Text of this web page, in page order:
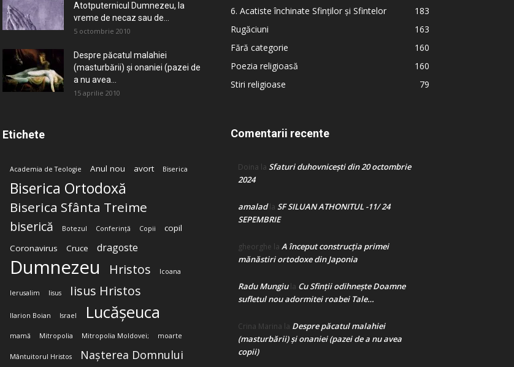
Atotputernicul Dumnezeu, la
vreme de necaz sau de...
5 octombrie 2010
Despre păcatul malahiei
(masturbării) şi onaniei (pazei de
a nu avea...
15 aprilie 2010
Etichete
Academia de Teologie Anul nou avort Biserica
Biserica Ortodoxă
Biserica Sfânta Treime
biserică Botezul Conferință Copii
copil
Coronavirus
Cruce dragoste
Dumnezeu Hristos Icoana
Ierusalim Iisus Iisus Hristos
Ilarion Boian Israel Lucășeuca
mamă Mitropolia Mitropolia Moldovei; moarte
Mântuitorul Hristos Nașterea Domnului
6. Acatiste închinate Sfinților și Sfintelor
183
Rugăciuni
163
Fără categorie
160
Poezia religioasă
160
Stiri religioase
79
Comentarii recente
Doina la Sfaturi duhovnicești din 20 octombrie
2024
amaladla SF SILUAN ATHONITUL -11/ 24
SEPEMBRIE
gheorghe la A început construcţia primei
mănăstiri ortodoxe din Japonia
Radu Mungiula Cu Sfinții odihnește Doamne
sufletul nou adormitei roabei Tale…
Crina Marina la Despre păcatul malahiei
(masturbării) şi onaniei (pazei de a nu avea
copii)